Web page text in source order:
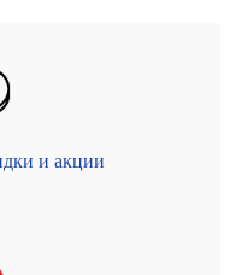
и акции